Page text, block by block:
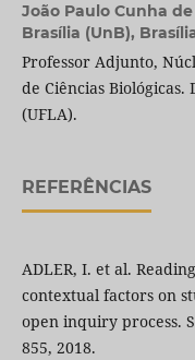
João Paulo Cunha
Brasília (UnB),
Professor Adjunto,
de Ciências
(UFLA).
REFERÊNCIAS
ADLER, I. et al.
contextual factors on
open inquiry process.
855, 2018.